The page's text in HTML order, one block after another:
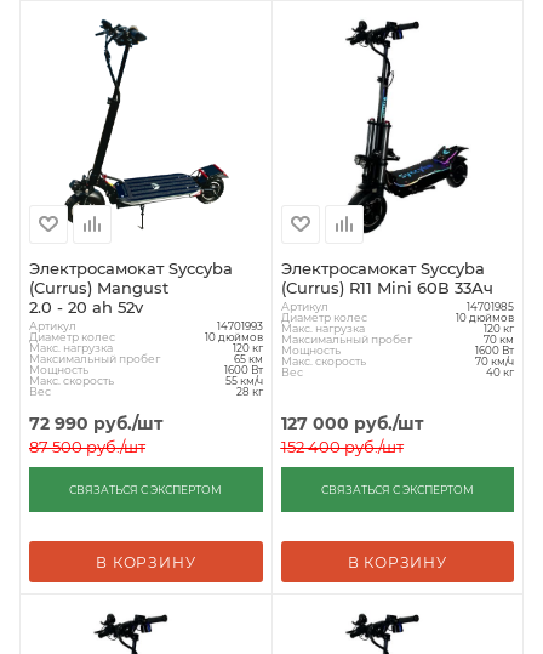
Электросамокат Syccyba
(Currus) Mangust
2.0 - 20 ah 52v
Артикул 14701993
Диаметр колес 10 дюймов
Макс. нагрузка 120 кг
Максимальный пробег 65 км
Мощность 1600 Вт
Макс. скорость 55 км/ч
Вес 28 кг
72 990 руб./шт
87 500руб./шт
СВЯЗАТЬСЯ С ЭКСПЕРТОМ
В КОРЗИНУ
Электросамокат Syccyba
(Currus) R11 Mini 60В 33Ач
Артикул 14701985
Диаметр колес 10 дюймов
Макс. нагрузка 120 кг
Максимальный пробег 70 км
Мощность 1600 Вт
Макс. скорость 70 км/ч
Вес 40 кг
127 000 руб./шт
152 400руб./шт
СВЯЗАТЬСЯ С ЭКСПЕРТОМ
В КОРЗИНУ